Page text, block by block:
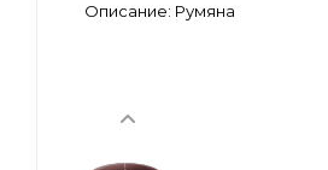
Описание: Румяна